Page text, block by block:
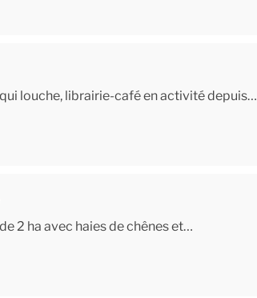
louche, librairie-café en activité depuis…
2 ha avec haies de chênes et…